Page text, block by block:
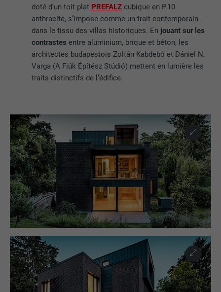
doté d’un toit plat PREFALZ cubique en P.10
anthracite, s’impose comme un trait contemporain
dans le tissu des villas historiques. En jouant sur les
contrastes entre aluminium, brique et béton, les
architectes budapestois Zoltán Kabdebó et Dániel N.
Varga (A Fiúk Építész Stúdió) mettent en lumière les
traits distinctifs de l’édifice.